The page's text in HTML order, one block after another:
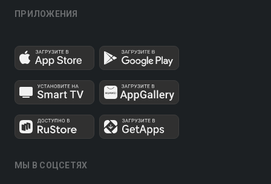
ПРИЛОЖЕНИЯ
МЫ В СОЦСЕТЯХ